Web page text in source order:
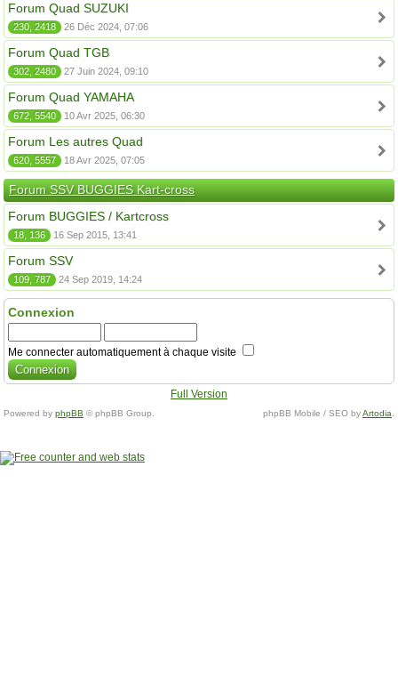
Forum Quad SUZUKI
230, 2418 26 Déc 2024, 07:06
Forum Quad TGB
302, 2480 27 Juin 2024, 09:10
Forum Quad YAMAHA
672, 5540 10 Avr 2025, 06:30
Forum Les autres Quad
620, 5557 18 Avr 2025, 07:05
Forum SSV BUGGIES Kart-cross
Forum BUGGIES / Kartcross
18, 136 16 Sep 2015, 13:41
Forum SSV
109, 787 24 Sep 2019, 14:24
Connexion
Me connecter automatiquement à chaque visite
Full Version
Powered by phpBB © phpBB Group. phpBB Mobile / SEO byArtodia